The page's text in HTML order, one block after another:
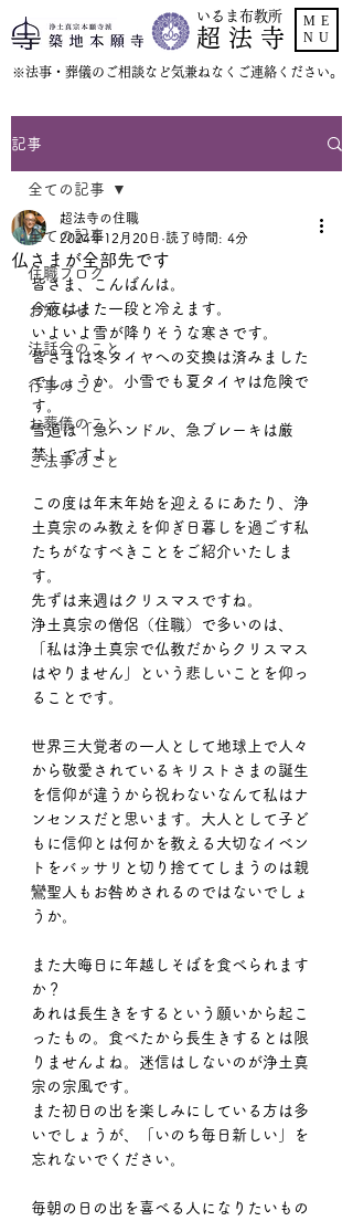
いるま布教所
超 法 寺
​※法事・葬儀のご相談など気兼ねなくご連絡ください。
ME
NU
記事
全ての記事
住職ブログ
お知らせ
法話会のこと
行事のこと
お葬儀のこと
ご法事のこと
全ての記事
仏さまが全部先です
超法寺の住職
2024年12月20日 読了時間: 4分
皆さま、こんばんは。
今夜はまた一段と冷えます。
いよいよ雪が降りそうな寒さです。
皆さまは冬タイヤへの交換は済みました
でしょうか。小雪でも夏タイヤは危険で
す。
雪道は「急ハンドル、急ブレーキは厳
禁」ですよ。
この度は年末年始を迎えるにあたり、浄
土真宗のみ教えを仰ぎ日暮しを過ごす私
たちがなすべきことをご紹介いたしま
す。
先ずは来週はクリスマスですね。
浄土真宗の僧侶（住職）で多いのは、
「私は浄土真宗で仏教だからクリスマス
はやりません」という悲しいことを仰っ
ることです。
世界三大覚者の一人として地球上で人々
から敬愛されているキリストさまの誕生
を信仰が違うから祝わないなんて私はナ
ンセンスだと思います。大人として子ど
もに信仰とは何かを教える大切なイベン
トをバッサリと切り捨ててしまうのは親
鸞聖人もお咎めされるのではないでしょ
うか。
また大晦日に年越しそばを食べられます
か？
あれは長生きをするという願いから起こ
ったもの。食べたから長生きするとは限
りませんよね。迷信はしないのが浄土真
宗の宗風です。
また初日の出を楽しみにしている方は多
いでしょうが、「いのち毎日新しい」を
忘れないでください。
毎朝の日の出を喜べる人になりたいもの